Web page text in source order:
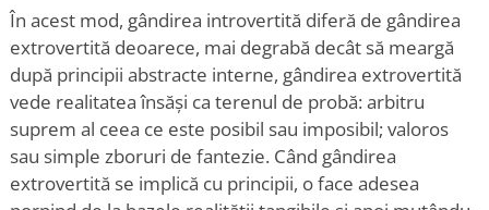
În acest mod, gândirea introvertită diferă de gândirea
extrovertită deoarece, mai degrabă decât să meargă
după principii abstracte interne, gândirea extrovertită
vede realitatea însăși ca terenul de probă: arbitru
suprem al ceea ce este posibil sau imposibil; valoros
sau simple zboruri de fantezie. Când gândirea
extrovertită se implică cu principii, o face adesea